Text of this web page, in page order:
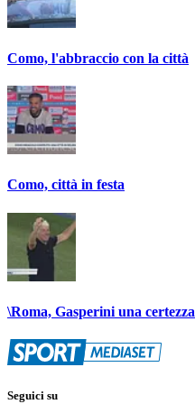
Como, l'abbraccio con la città
Como, città in festa
\Roma, Gasperini una certezza
Seguici su